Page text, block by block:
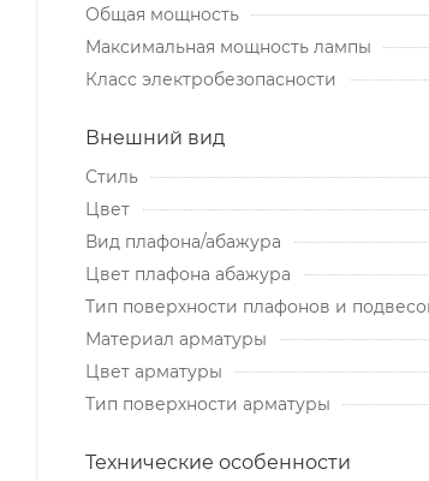
Общая мощность
Максимальная мощность лампы
Класс электробезопасности
Внешний вид
Стиль
Цвет
Вид плафона/абажура
Цвет плафона абажура
Тип поверхности плафонов и
Материал арматуры
Цвет арматуры
Тип поверхности арматуры
Технические особенности